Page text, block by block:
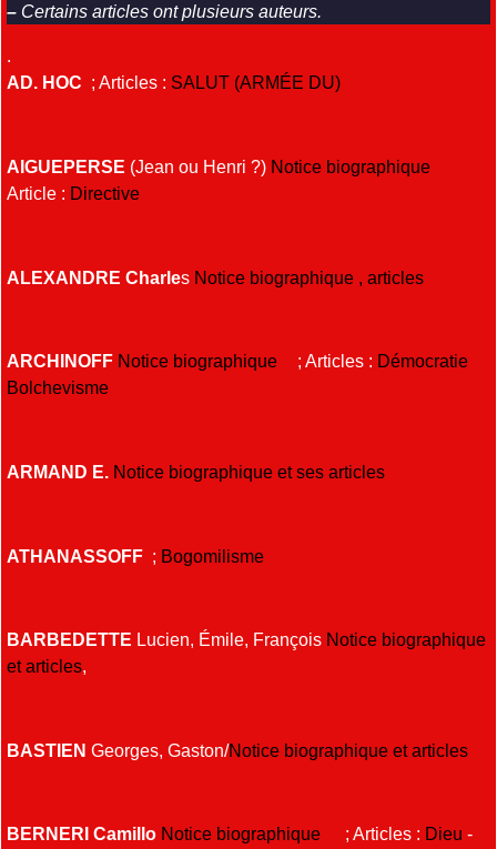
– Certains articles ont plusieurs auteurs.
.
AD. HOC ; Articles : SALUT (ARMÉE DU)
AIGUEPERSE (Jean ou Henri ?) Notice biographique
Article : Directive
ALEXANDRE Charles Notice biographique , articles
ARCHINOFF Notice biographique ; Articles : Démocratie
Bolchevisme
ARMAND E. Notice biographique et ses articles
ATHANASSOFF ; Bogomilisme
BARBEDETTE Lucien, Émile, François Notice biographique
et articles,
BASTIEN Georges, Gaston/Notice biographique et articles
BERNERI Camillo Notice biographique ; Articles : Dieu -